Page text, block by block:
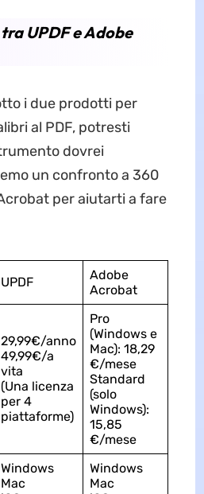
UPDF e Adobe
i due prodotti per
al PDF, potresti
dovrei
un confronto a 360
per aiutarti a fare
UPDF
Adobe
Acrobat
29,99€/anno
49,99€/a
vita
(Una licenza
per 4
piattaforme)
Pro
(Windows e
Mac): 18,29
€/mese
Standard
(solo
Windows):
15,85
€/mese
Windows
Mac
Windows
Mac